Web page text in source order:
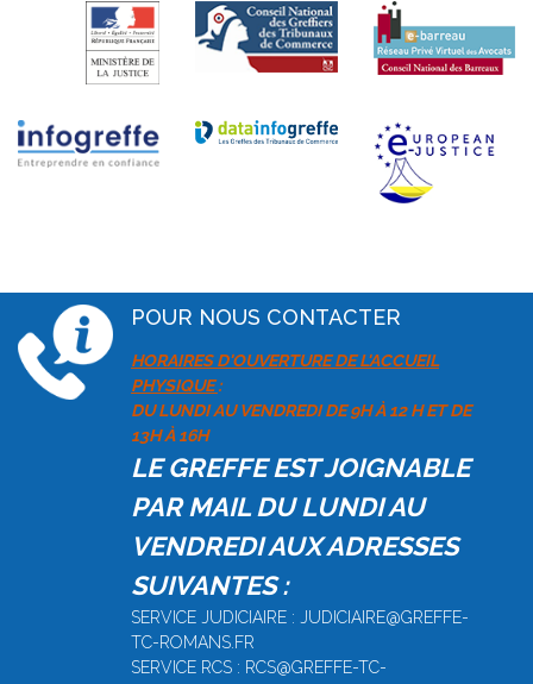
POUR NOUS CONTACTER
HORAIRES D'OUVERTURE DE L'ACCUEIL
PHYSIQUE:
DU LUNDI AU VENDREDI DE 9H À 12 H ET DE
13H À 16H
LE GREFFE EST JOIGNABLE
PAR MAIL DU LUNDI AU
VENDREDI AUX ADRESSES
SUIVANTES :
SERVICE JUDICIAIRE : JUDICIAIRE@GREFFE-
TC-ROMANS.FR
SERVICE RCS : RCS@GREFFE-TC-